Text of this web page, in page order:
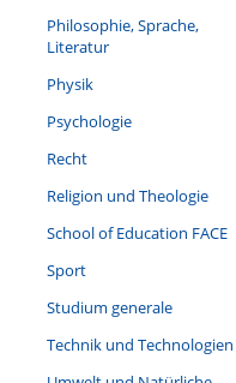
Philosophie, Sprache,
Literatur
Physik
Psychologie
Recht
Religion und Theologie
School of Education FACE
Sport
Studium generale
Technik und Technologien